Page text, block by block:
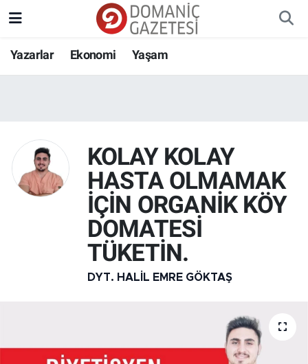
Yazarlar Ekonomi Yaşam
KOLAY KOLAY
HASTA OLMAMAK
İÇİN ORGANİK KÖY
DOMATESİ
TÜKETİN.
DYT. HALIL EMRE GÖKTAŞ